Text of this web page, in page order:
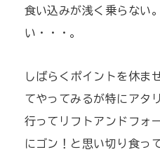
食い込みが浅く乗らない
い・・・。
しばらくポイントを休ま
てやってみるが特にアタ
行ってリフトアンドフォ
にゴン！と思い切り食っ